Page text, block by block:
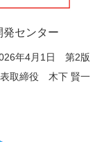
ンター
年4月1日 第2版
取締役 木下 賢一